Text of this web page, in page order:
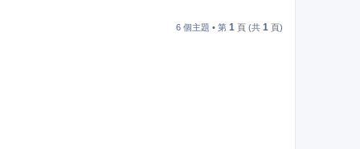
6 個主題 • 第 1 頁 (共 1 頁)